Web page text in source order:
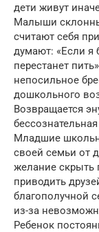
дети живут
Малыши
считают себя
думают: «Если я
перестанет
непосильное
дошкольного
Возвращается
Младшие
своей семьи от
желание скрыть
приводить
благополучной
из-за
Ребенок